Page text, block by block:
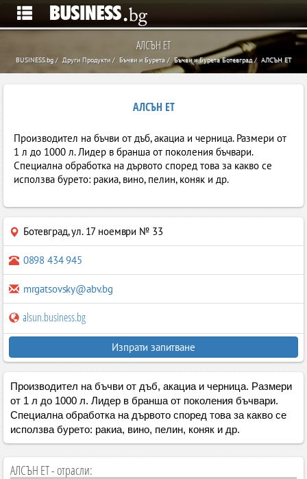
АЛСЪН ЕТ
BUSINESS.bg Други Продукти Бъчви и Бурета Бъчви и Бурета Ботевград АЛСЪН ЕТ
АЛСЪН ЕТ
Производител на бъчви от дъб, акациа и черница. Размери от
1 л до 1000 л. Лидер в бранша от поколения бъчвари.
Специална обработка на дървото според това за какво се
исползва бурето: ракиа, вино, пелин, коняк и др.
Ботевград,ул. 17 ноември № 33
0898 434 945
mrgatsovsky@abv.bg
alsun.business.bg
Изпрати запитване
Производител на бъчви от дъб, акациа и черница. Размери
от 1 л до 1000 л. Лидер в бранша от поколения бъчвари.
Специална обработка на дървото според това за какво се
исползва бурето: ракиа, вино, пелин, коняк и др.
АЛСЪН ЕТ - отрасли: